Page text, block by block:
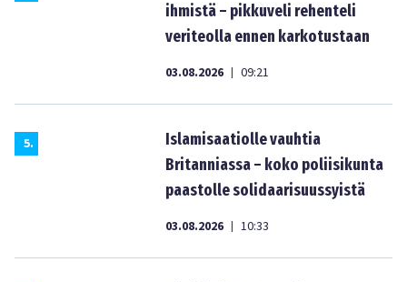
ihmistä – pikkuveli rehenteli
veriteolla ennen karkotustaan
03.08.2026 | 09:21
5.
Islamisaatiolle vauhtia
Britanniassa – koko poliisikunta
paastolle solidaarisuussyistä
03.08.2026 | 10:33